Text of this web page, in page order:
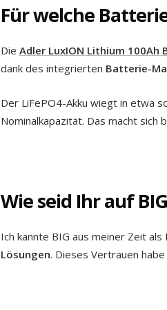
Für welche
Die Adler LuxION Lithium 100Ah
dank des integrierten Batterie-
Der LiFePO4-Akku wiegt in etwa
Nominalkapazität. Das macht
Wie seid Ihr auf
Ich kannte BIG aus meiner Zeit
Lösungen. Dieses Vertrauen